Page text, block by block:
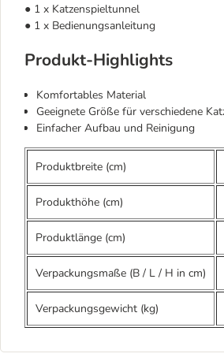
● 1 x Katzenspieltunnel
● 1 x Bedienungsanleitung
Produkt-Highlights
Komfortables Material
Geeignete Größe für verschiedene
Einfacher Aufbau und Reinigung
Produktbreite (cm)
Produkthöhe (cm)
Produktlänge (cm)
Verpackungsmaße (B / L / H in cm)
Verpackungsgewicht (kg)